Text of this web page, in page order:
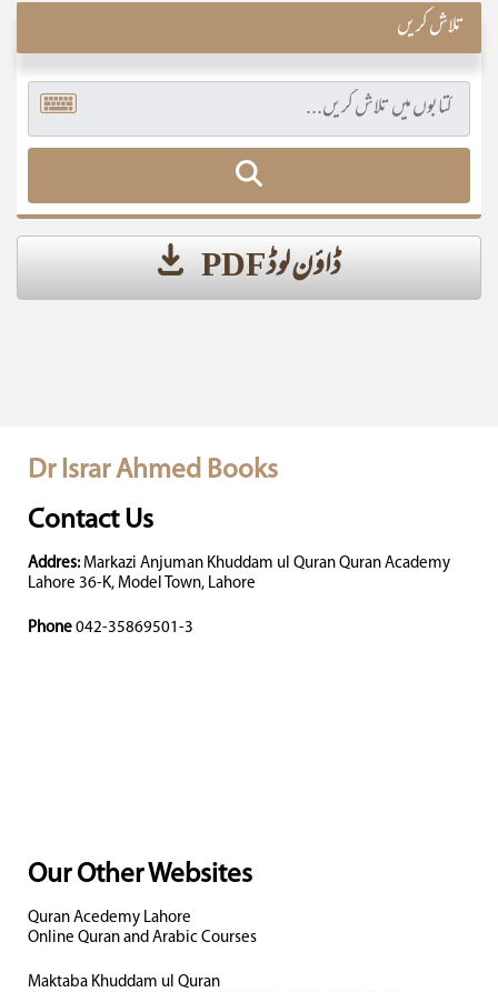
تلاش کریں
ڈاؤن لوڈ PDF
Dr Israr Ahmed Books
Contact Us
Addres: Markazi Anjuman Khuddam ul Quran Quran Academy
Lahore 36-K, Model Town, Lahore
Phone 042-35869501-3
Our Other Websites
Quran Acedemy Lahore
Online Quran and Arabic Courses
Maktaba Khuddam ul Quran